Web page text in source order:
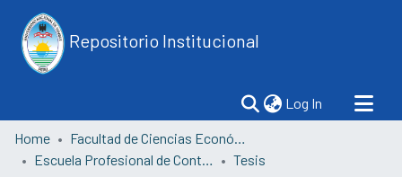
Repositorio Institucional
Log In (current)
Home
Facultad de Ciencias Económicas
Escuela Profesional de Contabilidad
Tesis